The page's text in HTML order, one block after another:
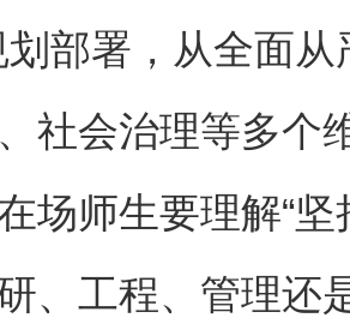
划部署，从全面
社会治理等多个
场师生要理解“
、工程、管理还